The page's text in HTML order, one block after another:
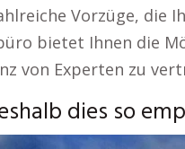
Vorzüge, die
bietet Ihnen die
von Experten zu
dies so